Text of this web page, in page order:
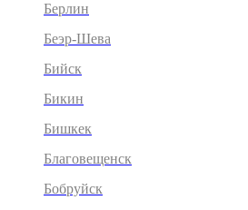
Берлин
Беэр-Шева
Бийск
Бикин
Бишкек
Благовещенск
Бобруйск